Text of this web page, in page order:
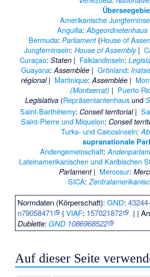
Amerikanische
Anguilla:Abgeordnetenhaus
Bermuda: Parliament(House of
Jungferninseln: House of Assembly|
Curaçao:Staten | Falklandinseln:
Guayana:Assemblée| Grönland:
régional| Martinique:Assemblée|
(Montserrat) | Puerto
Legislativa(Repräsentantenhausund
Saint-Barthélemy: Conseil territorial|
Saint-Pierre und Miquelon: Conseil
Turks- und Caicosinseln:
supranationale
Andengemeinschaft:
Lateinamerikanischen und Karibischen
Parlament| Mercosur:
SICA:
Normdaten (Körperschaft):GND:
n79058471
|VIAF: 157021872 | |
Dublette: GND 1086968522
Auf dieser Seite